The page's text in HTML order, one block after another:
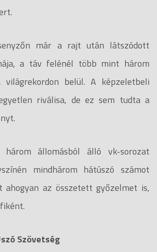
már a rajt után látszódott
a táv felénél több mint három
belül. A képzeletbeli
riválisa, de ez sem tudta a
állomásból álló vk-sorozat
mindhárom hátúszó számot
ahogyan az összetett győzelmet is,
Szövetség